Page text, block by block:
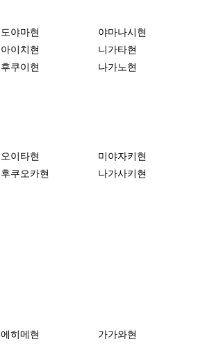
도야마현
야마나시현
아이치현
니가타현
후쿠이현
나가노현
오이타현
미야자키현
후쿠오카현
나가사키현
에히메현
가가와현